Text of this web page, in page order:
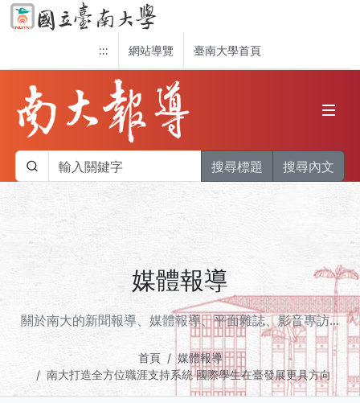
::: 網站導覽 臺南大學首頁
搜尋標題 搜尋內文
媒體報導
關於南大的新聞報導、媒體報導、平面雜誌、影音專訪...
首頁
媒體報導
南大打造全方位職涯支持系統 國際學生在臺發展更具方向